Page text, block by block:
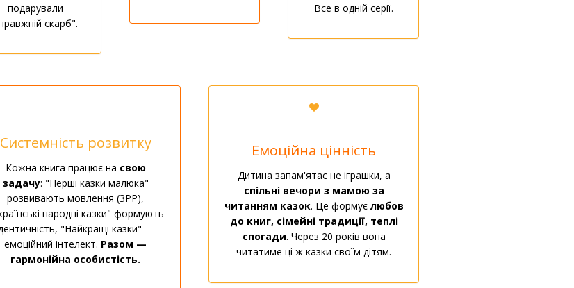
подарували
скарб".
Все в одній серії.
Системність розвитку
Кожна книга працює на свою
задачу: "Перші казки малюка"
розвивають мовлення (ЗРР),
народні казки" формують
"Найкращі казки" —
емоційний інтелект. Разом —
гармонійна особистість.
Емоційна цінність
Дитина запам'ятає не іграшки, а
спільні вечори з мамою за
читанням казок. Це формує любов
до книг, сімейні традиції, теплі
спогади. Через 20 років вона
читатиме ці ж казки своїм дітям.